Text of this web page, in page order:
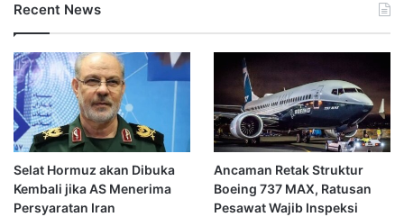
Recent News
Selat Hormuz akan Dibuka
Kembali jika AS Menerima
Persyaratan Iran
Ancaman Retak Struktur
Boeing 737 MAX, Ratusan
Pesawat Wajib Inspeksi